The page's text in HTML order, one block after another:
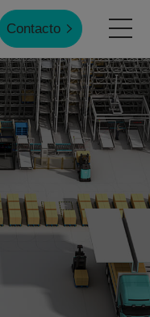
Contacto